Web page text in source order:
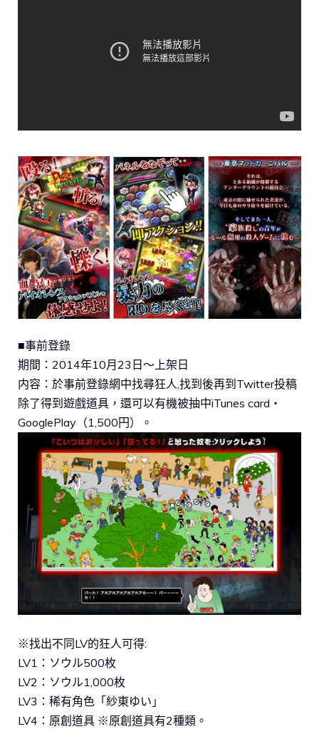
■事前登錄
期間：2014年10月23日〜上架日
内容：於事前登錄網中找尋狂人,找到後再到Twitter投稿
除了得到遊戲道具，還可以有機被抽中iTunes card・
GooglePlay（1,500円）。
※找出不同LV的狂人可得:
LV1：ソウル500枚
LV2：ソウル1,000枚
LV3：稀有角色「紗東ゆい」
LV4：原創道具 ※原創道具有2種類。